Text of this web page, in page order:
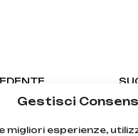
Gestisci
migliori esperienze,
Cinque Terre Passion Ride